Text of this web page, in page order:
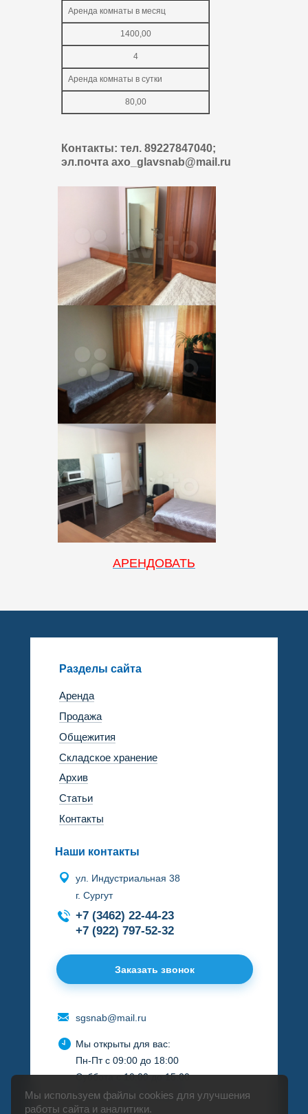
Аренда комнаты в месяц
1400,00
4
Аренда комнаты в сутки
80,00
Контакты: тел. 89227847040;
эл.почта axo_glavsnab@mail.ru
АРЕНДОВАТЬ
Разделы сайта
Аренда
Продажа
Общежития
Складское хранение
Архив
Статьи
Контакты
Наши контакты
ул. Индустриальная 38
г. Сургут
+7 (3462) 22-44-23
+7 (922) 797-52-32
Заказать звонок
sgsnab@mail.ru
Мы открыты для вас:
Пн-Пт с 09:00 до 18:00
Суббота с 10:00 до 15:00
Воскресенье - выходной
Мы используем файлы cookies для улучшения
работы сайта и аналитики.